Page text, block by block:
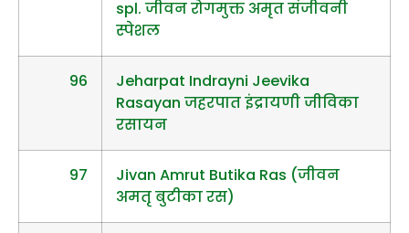
spl. जीवन रोगमुक्त अमृत संजीवनी
स्पेशल
96
Jeharpat Indrayni Jeevika
Rasayan जहरपात इंद्रायणी जीविका
रसायन
97
Jivan Amrut Butika Ras (जीवन
अमतृ बुटीका रस)